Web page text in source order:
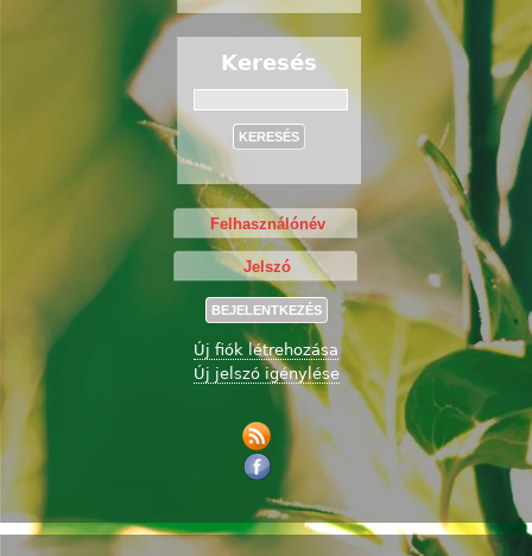
Keresés
Új fiók létrehozása
Új jelszó igénylése